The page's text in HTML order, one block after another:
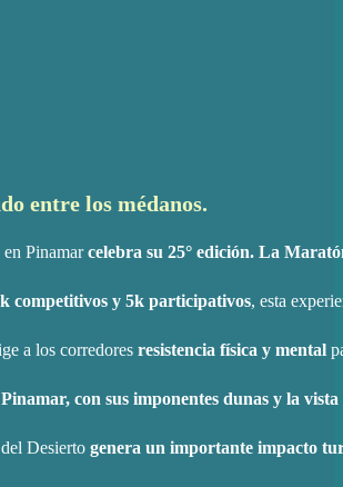
entre los médanos.
Pinamarcelebra su 25° edición. La
competitivos y 5k participativos, esta
a los corredores resistencia física y mental
con sus imponentes dunas y la
Desierto genera un importante impacto